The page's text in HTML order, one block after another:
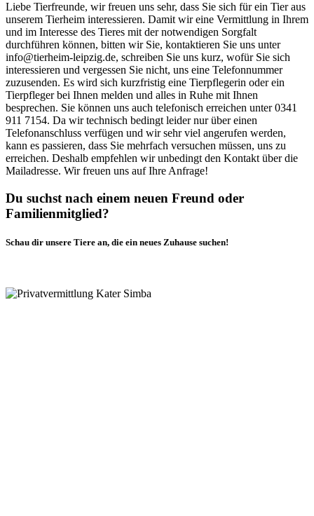
Liebe Tierfreunde, wir freuen uns sehr, dass Sie sich für ein Tier aus
unserem Tierheim interessieren. Damit wir eine Vermittlung in Ihrem
und im Interesse des Tieres mit der notwendigen Sorgfalt
durchführen können, bitten wir Sie, kontaktieren Sie uns unter
info@tierheim-leipzig.de, schreiben Sie uns kurz, wofür Sie sich
interessieren und vergessen Sie nicht, uns eine Telefonnummer
zuzusenden. Es wird sich kurzfristig eine Tierpflegerin oder ein
Tierpfleger bei Ihnen melden und alles in Ruhe mit Ihnen
besprechen. Sie können uns auch telefonisch erreichen unter 0341
911 7154. Da wir technisch bedingt leider nur über einen
Telefonanschluss verfügen und wir sehr viel angerufen werden,
kann es passieren, dass Sie mehrfach versuchen müssen, uns zu
erreichen. Deshalb empfehlen wir unbedingt den Kontakt über die
Mailadresse. Wir freuen uns auf Ihre Anfrage!
Du suchst nach einem neuen Freund oder
Familienmitglied?
Schau dir unsere Tiere an, die ein neues Zuhause suchen!